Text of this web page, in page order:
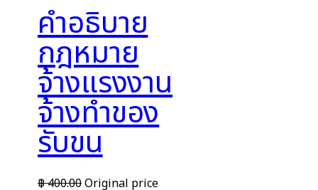
คำอธิบาย
กฎหมาย
จ้างแรงงาน
จ้างทำของ
รับขน
฿400.00Original price